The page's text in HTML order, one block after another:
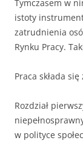
Tymczasem w
istoty
zatrudnienia
Rynku Pracy.
Praca składa
Rozdział
w polityce